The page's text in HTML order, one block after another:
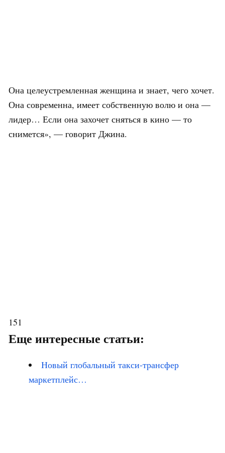
Она целеустремленная женщина и знает, чего хочет.
Она современна, имеет собственную волю и она —
лидер… Если она захочет сняться в кино — то
снимется», — говорит Джина.
151
Еще интересные статьи:
Новый глобальный такси-трансфер
маркетплейс…